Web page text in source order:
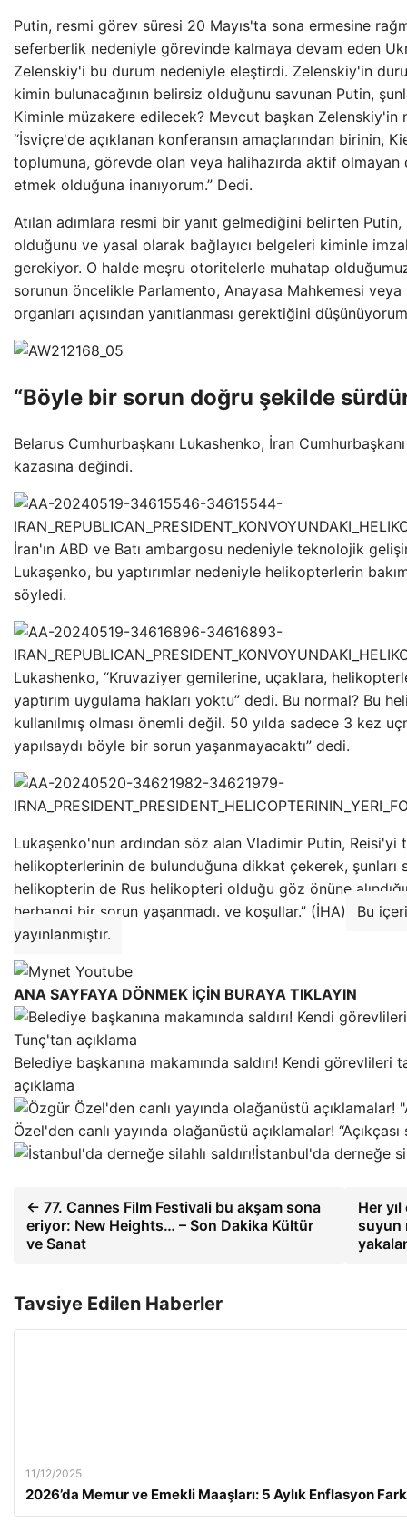
Putin, resmi görev süresi 20 Mayıs'ta sona ermesine
seferberlik nedeniyle görevinde kalmaya devam eden
Zelenskiy'i bu durum nedeniyle eleştirdi. Zelenskiy'in
kimin bulunacağının belirsiz olduğunu savunan Putin,
Kiminle müzakere edilecek? Mevcut başkan
“İsviçre'de açıklanan konferansın amaçlarından birinin,
toplumuna, görevde olan veya halihazırda aktif olmayan
etmek olduğuna inanıyorum.” Dedi.
Atılan adımlara resmi bir yanıt gelmediğini belirten Putin,
olduğunu ve yasal olarak bağlayıcı belgeleri kiminle
gerekiyor. O halde meşru otoritelerle muhatap
sorunun öncelikle Parlamento, Anayasa Mahkemesi
organları açısından yanıtlanması gerektiğini
“Böyle bir sorun doğru şekilde
Belarus Cumhurbaşkanı Lukashenko, İran
kazasına değindi.
İran'ın ABD ve Batı ambargosu nedeniyle teknolojik
Lukaşenko, bu yaptırımlar nedeniyle helikopterlerin
söyledi.
Lukashenko, “Kruvaziyer gemilerine, uçaklara,
yaptırım uygulama hakları yoktu” dedi. Bu normal? Bu
kullanılmış olması önemli değil. 50 yılda sadece 3 kez
yapılsaydı böyle bir sorun yaşanmayacaktı” dedi.
Lukaşenko'nun ardından söz alan Vladimir Putin,
helikopterlerinin de bulunduğuna dikkat çekerek, şunları
helikopterin de Rus helikopteri olduğu göz önüne
herhangi bir sorun yaşanmadı. ve koşullar.” (İHA)
Bu
yayınlanmıştır.
ANA SAYFAYA DÖNMEK İÇİN BURAYA TIKLAYIN
Belediye başkanına makamında saldırı! Kendi
açıklama
Özel'den canlı yayında olağanüstü açıklamalar!
İstanbul'da derneğe
← 77. Cannes Film Festivali bu akşam sona
eriyor: New Heights… – Son Dakika Kültür
ve Sanat
Her
suyun
Tavsiye Edilen Haberler
11/12/2025
2026’da Memur ve Emekli Maaşları: 5 Aylık Enflasyon